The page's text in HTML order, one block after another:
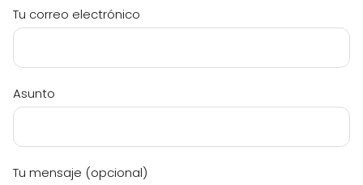
Tu correo electrónico
Asunto
Tu mensaje (opcional)